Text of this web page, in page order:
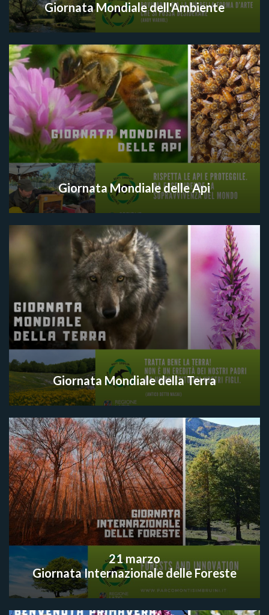
Giornata Mondiale dell'Ambiente
Giornata Mondiale delle Api
Giornata Mondiale della Terra
21 marzo
Giornata Internazionale delle Foreste